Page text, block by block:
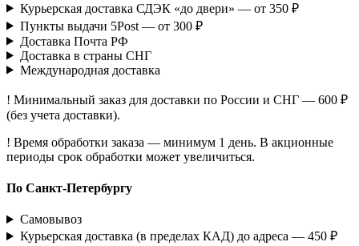
Курьерская доставка СДЭК «до двери» — от 350 ₽
Пункты выдачи 5Post — от 300 ₽
Доставка Почта РФ
Доставка в страны СНГ
Международная доставка
! Минимальный заказ для доставки по России и СНГ — 600 ₽
(без учета доставки).
! Время обработки заказа — минимум 1 день. В акционные
периоды срок обработки может увеличиться.
По Санкт-Петербургу
Самовывоз
Курьерская доставка (в пределах КАД) до адреса — 450 ₽